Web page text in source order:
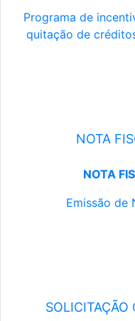
Programa de
quitação de
NOTA
NOTA
Emissão de
SOLICITAÇÃO